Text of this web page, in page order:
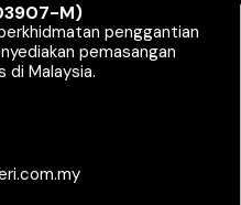
M)
penggantian
pemasangan
di Malaysia.